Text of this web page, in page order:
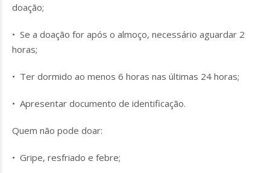
doação;
• Se a doação for após o almoço, necessário aguardar 2
horas;
• Ter dormido ao menos 6 horas nas últimas 24 horas;
• Apresentar documento de identificação.
Quem não pode doar:
• Gripe, resfriado e febre;